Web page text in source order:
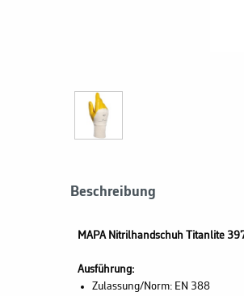
Beschreibung
MAPA Nitrilhandschuh Titanlite
Ausführung:
Zulassung/Norm: EN 388